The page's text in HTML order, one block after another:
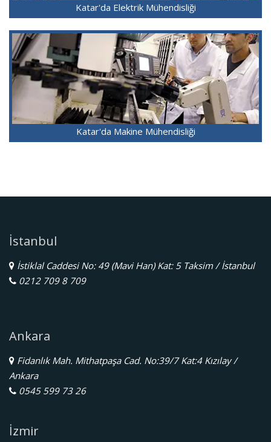
Katar'da Elektrik Mühendisliği
Katar'da Makine Mühendisliği
İstanbul
İstiklal Caddesi No: 49 (Mavi Han) Kat: 5 Taksim / İstanbul
0212 709 8 709
Ankara
Fidanlık Mah. Mithatpaşa Cad. No:39/7 Kat:4 Kızılay /
Ankara
0545 599 73 26
İzmir